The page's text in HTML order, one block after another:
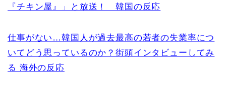
『チキン屋』」と放送！ 韓国の反応
仕事がない…韓国人が過去最高の若者の失業率につ
いてどう思っているのか？街頭インタビューしてみ
る 海外の反応